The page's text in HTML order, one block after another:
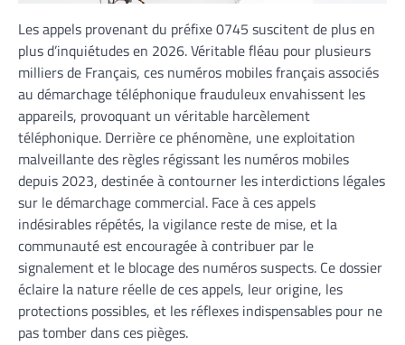
Les appels provenant du préfixe 0745 suscitent de plus en
plus d’inquiétudes en 2026. Véritable fléau pour plusieurs
milliers de Français, ces numéros mobiles français associés
au démarchage téléphonique frauduleux envahissent les
appareils, provoquant un véritable harcèlement
téléphonique. Derrière ce phénomène, une exploitation
malveillante des règles régissant les numéros mobiles
depuis 2023, destinée à contourner les interdictions légales
sur le démarchage commercial. Face à ces appels
indésirables répétés, la vigilance reste de mise, et la
communauté est encouragée à contribuer par le
signalement et le blocage des numéros suspects. Ce dossier
éclaire la nature réelle de ces appels, leur origine, les
protections possibles, et les réflexes indispensables pour ne
pas tomber dans ces pièges.